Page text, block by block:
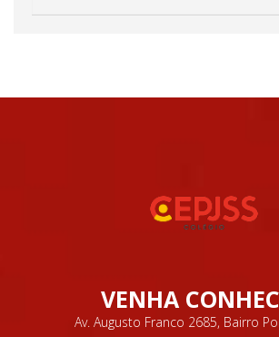
VENHA
Av. Augusto Franco 2685, Bairro